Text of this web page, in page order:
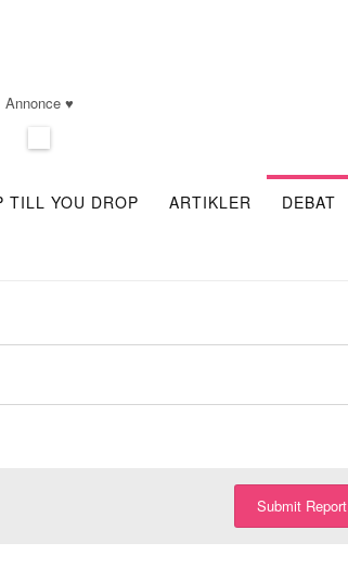
Annonce ♥
TILL YOU DROP ARTIKLER DEBAT
Submit Report